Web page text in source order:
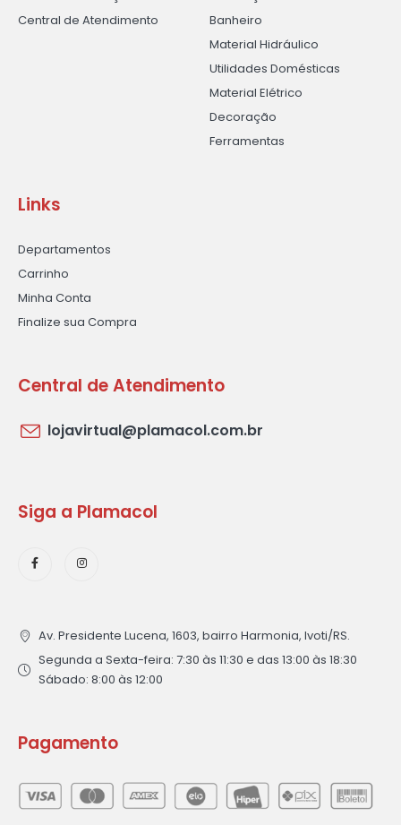
Central de Atendimento
Banheiro
Material Hidráulico
Utilidades Domésticas
Material Elétrico
Decoração
Ferramentas
Links
Departamentos
Carrinho
Minha Conta
Finalize sua Compra
Central de Atendimento
lojavirtual@plamacol.com.br
Siga a Plamacol
Av. Presidente Lucena, 1603, bairro Harmonia, Ivoti/RS.
Segunda a Sexta-feira: 7:30 às 11:30 e das 13:00 às 18:30
Sábado: 8:00 às 12:00
Pagamento